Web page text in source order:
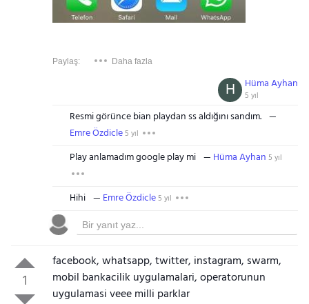
Paylaş: Daha fazla
Hüma Ayhan
5 yıl
H
Resmi görünce bian playdan ss aldığını sandım.
Emre Özdicle5 yıl
Play anlamadım google play mi Hüma Ayhan 5 yıl
Hihi Emre Özdicle5 yıl
1
facebook, whatsapp, twitter, instagram, swarm,
mobil bankacilik uygulamalari, operatorunun
uygulamasi veee milli parklar